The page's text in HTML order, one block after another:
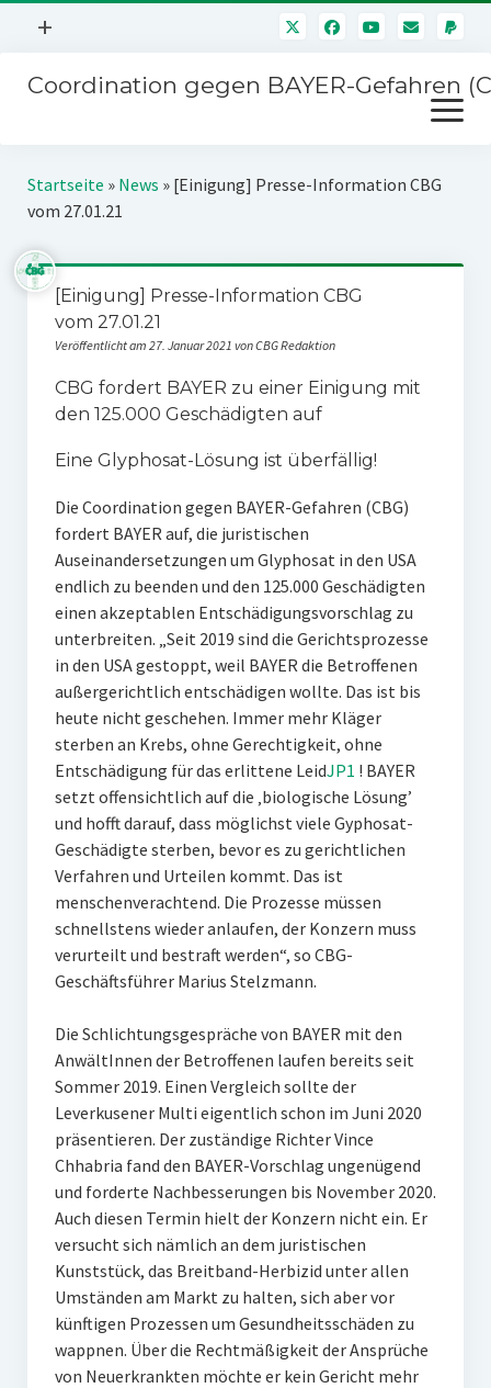
Menü
+
Mitmachen
Über uns
Kontakt
Impressum
Störfälle
Coordination gegen BAYER-Gefahren
Menü
öffnen
Kampagnen
Stichwort BAYER
Jahrestagung
Startseite » News » [Einigung] Presse-Information CBG
vom 27.01.21
[Einigung] Presse-Information CBG
vom 27.01.21
Veröffentlicht am 27. Januar 2021 von CBG Redaktion
CBG fordert BAYER zu einer Einigung mit
den 125.000 Geschädigten auf
Eine Glyphosat-Lösung ist überfällig!
Die Coordination gegen BAYER-Gefahren (CBG)
fordert BAYER auf, die juristischen
Auseinandersetzungen um Glyphosat in den USA
endlich zu beenden und den 125.000 Geschädigten
einen akzeptablen Entschädigungsvorschlag zu
unterbreiten. „Seit 2019 sind die Gerichtsprozesse
in den USA gestoppt, weil BAYER die Betroffenen
außergerichtlich entschädigen wollte. Das ist bis
heute nicht geschehen. Immer mehr Kläger
sterben an Krebs, ohne Gerechtigkeit, ohne
Entschädigung für das erlittene LeidJP1 ! BAYER
setzt offensichtlich auf die ‚biologische Lösung’
und hofft darauf, dass möglichst viele Gyphosat-
Geschädigte sterben, bevor es zu gerichtlichen
Verfahren und Urteilen kommt. Das ist
menschenverachtend. Die Prozesse müssen
schnellstens wieder anlaufen, der Konzern muss
verurteilt und bestraft werden“, so CBG-
Geschäftsführer Marius Stelzmann.
Die Schlichtungsgespräche von BAYER mit den
AnwältInnen der Betroffenen laufen bereits seit
Sommer 2019. Einen Vergleich sollte der
Leverkusener Multi eigentlich schon im Juni 2020
präsentieren. Der zuständige Richter Vince
Chhabria fand den BAYER-Vorschlag ungenügend
und forderte Nachbesserungen bis November 2020.
Auch diesen Termin hielt der Konzern nicht ein. Er
versucht sich nämlich an dem juristischen
Kunststück, das Breitband-Herbizid unter allen
Umständen am Markt zu halten, sich aber vor
künftigen Prozessen um Gesundheitsschäden zu
wappnen. Über die Rechtmäßigkeit der Ansprüche
von Neuerkrankten möchte er kein Gericht mehr